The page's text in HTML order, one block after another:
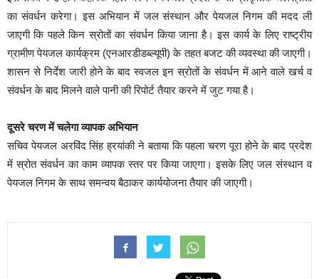
का संवर्धन करेगा। इस अभियान में जल संस्थान और पेयजल निगम की मदद ली
जाएगी कि पहले किन स्रोतों का संवर्धन किया जाना है। इस कार्य के लिए राष्ट्रीय
ग्रामीण पेयजल कार्यक्रम (एनआरडीडब्ल्यूपी) के तहत बजट की व्यवस्था की जाएगी।
शासन से निर्देश जारी होने के बाद स्वजल इन स्रोतों के संवर्धन में आने वाले खर्च व
संवर्धन के बाद मिलने वाले पानी की रिपोर्ट तैयार करने में जुट गया है।
दूसरे चरण में चलेगा व्यापक अभियान
सचिव पेयजल अरविंद सिंह ह्रयांकी ने बताया कि पहला चरण पूरा होने के बाद प्रदेश
में स्रोत संवर्धन का काम व्यापक स्तर पर किया जाएगा। इसके लिए जल संस्थान व
पेयजल निगम के साथ समन्वय बैठाकर कार्ययोजना तैयार की जाएगी।